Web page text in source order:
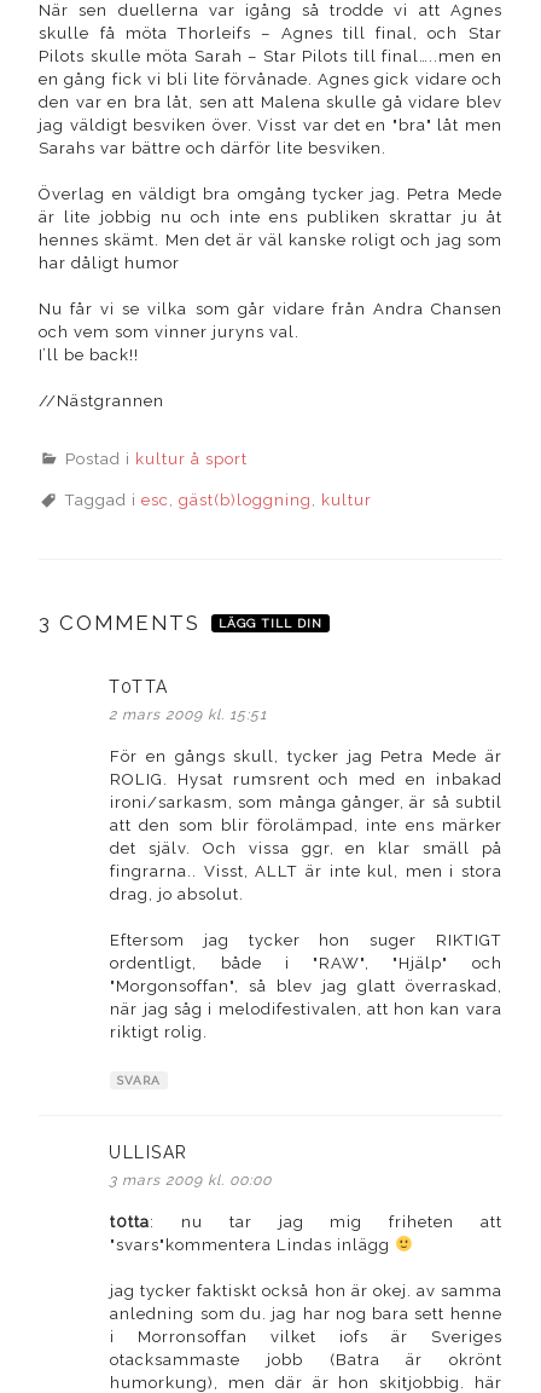
När sen duellerna var igång så trodde vi att Agnes
skulle få möta Thorleifs – Agnes till final, och Star
Pilots skulle möta Sarah – Star Pilots till final…..men en
en gång fick vi bli lite förvånade. Agnes gick vidare och
den var en bra låt, sen att Malena skulle gå vidare blev
jag väldigt besviken över. Visst var det en "bra" låt men
Sarahs var bättre och därför lite besviken.
Överlag en väldigt bra omgång tycker jag. Petra Mede
är lite jobbig nu och inte ens publiken skrattar ju åt
hennes skämt. Men det är väl kanske roligt och jag som
har dåligt humor
Nu får vi se vilka som går vidare från Andra Chansen
och vem som vinner juryns val.
I’ll be back!!
//Nästgrannen
Postad i kultur å sport
Taggad iesc ,gäst(b)loggning kultur
3 COMMENTS LÄGG TILL DIN
T0TTA
2 mars 2009 kl. 15:51
För en gångs skull, tycker jag Petra Mede är
ROLIG. Hysat rumsrent och med en inbakad
ironi/sarkasm, som många gånger, är så subtil
att den som blir förolämpad, inte ens märker
det själv. Och vissa ggr, en klar smäll på
fingrarna.. Visst, ALLT är inte kul, men i stora
drag, jo absolut.
Eftersom jag tycker hon suger RIKTIGT
ordentligt, både i "RAW", "Hjälp" och
"Morgonsoffan", så blev jag glatt överraskad,
när jag såg i melodifestivalen, att hon kan vara
riktigt rolig.
SVARA
ULLISAR
3 mars 2009 kl. 00:00
t0tta: nu tar jag mig friheten att
"svars"kommentera Lindas inlägg
jag tycker faktiskt också hon är okej. av samma
anledning som du. jag har nog bara sett henne
i Morronsoffan vilket iofs är Sveriges
otacksammaste jobb (Batra är okrönt
humorkung), men där är hon skitjobbig. här